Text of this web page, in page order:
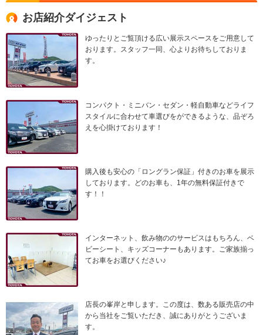
お店紹介ダイジェスト
ゆったりとご覧頂ける広い展示スペースをご用意して
おります。スタッフ一同、心よりお待ちしておりま
す。
コンパクト・ミニバン・セダン・軽自動車などライフ
スタイルに合わせて車選びをができるような、品ぞろ
えを心掛けております！
購入後も安心の「ロングラン保証」付きのお車を展示
しております。どのお車も、1年の無料保証付きで
す！！
インターネット、飲み物ののサービスはもちろん、ベ
ビーシート、キッズコーナーもあります。ご家族揃っ
てお車をお選びください♪
店長の峯岸と申します。この度は、数ある販売店の中
から当社をご覧いただき、誠にありがとうございま
す。